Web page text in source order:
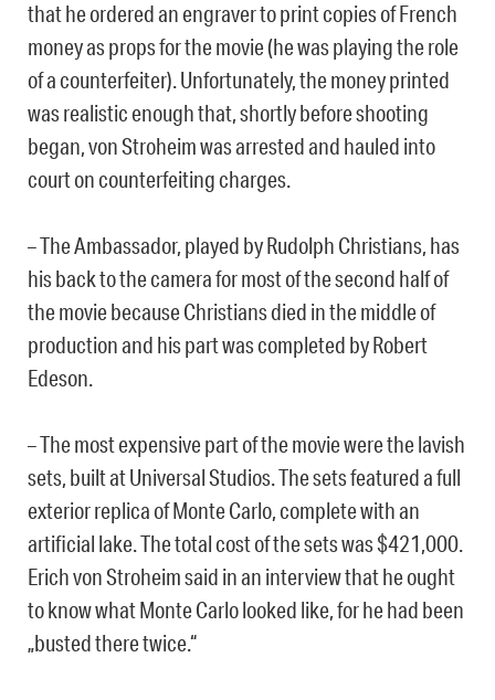
that he ordered an engraver to print copies of French
money as props for the movie (he was playing the role
of a counterfeiter). Unfortunately, the money printed
was realistic enough that, shortly before shooting
began, von Stroheim was arrested and hauled into
court on counterfeiting charges.
– The Ambassador, played by Rudolph Christians, has
his back to the camera for most of the second half of
the movie because Christians died in the middle of
production and his part was completed by Robert
Edeson.
– The most expensive part of the movie were the lavish
sets, built at Universal Studios. The sets featured a full
exterior replica of Monte Carlo, complete with an
artificial lake. The total cost of the sets was $421,000.
Erich von Stroheim said in an interview that he ought
to know what Monte Carlo looked like, for he had been
„busted there twice.“